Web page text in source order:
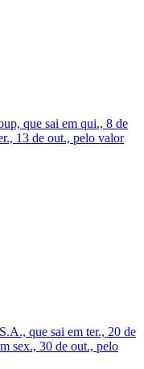
que sai em qui., 8 de
13 de out., pelo valor
que sai em ter., 20 de
sex., 30 de out., pelo